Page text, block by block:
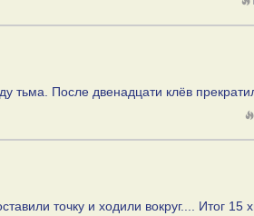
тьма. После двенадцати клёв
точку и ходили вокруг.... Итог 15